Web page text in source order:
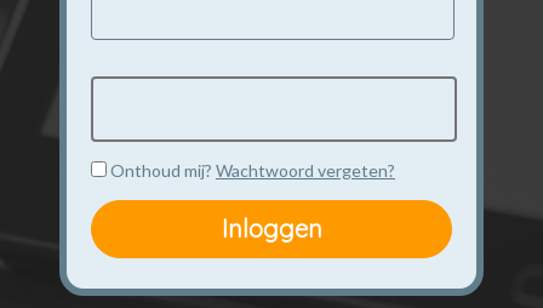
Onthoud mij? Wachtwoord vergeten?